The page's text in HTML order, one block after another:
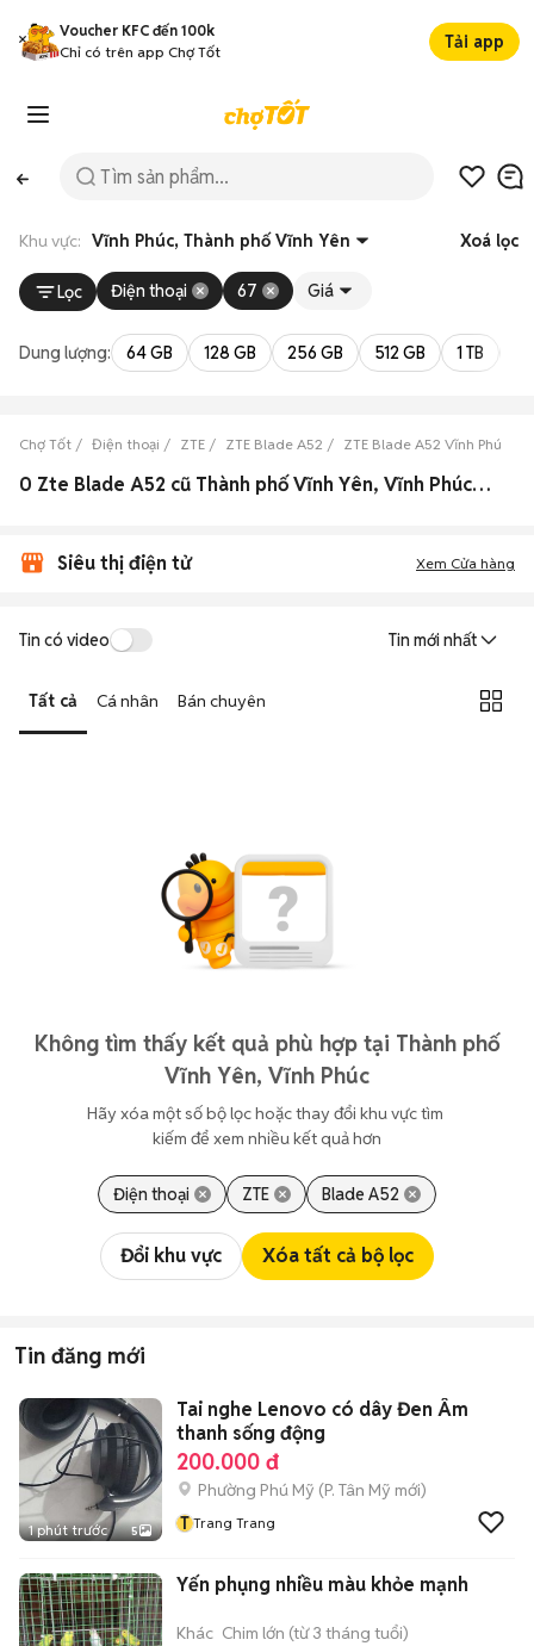
Voucher KFC đến 100k
Chỉ có trên app Chợ Tốt
Tải app
Khu vực: Vĩnh Phúc, Thành phố Vĩnh Yên Xoá lọc
Lọc Điện thoại 67 Giá
Dung lượng: 64 GB 128 GB 256 GB 512 GB 1 TB
Chợ Tốt Điện thoại ZTE ZTE Blade A52 ZTE Blade A52 Vĩnh Phúc
0 Zte Blade A52 cũ Thành phố Vĩnh Yên, Vĩnh Phúc đẹp
Siêu thị điện tử Xem Cửa hàng
Tin có video Tin mới nhất
Tất cả Cá nhân Bán chuyên
Không tìm thấy kết quả phù hợp tại Thành phố
Vĩnh Yên, Vĩnh Phúc
Hãy xóa một số bộ lọc hoặc thay đổi khu vực tìm
kiếm để xem nhiều kết quả hơn
Điện thoại ZTE Blade A52
Đổi khu vực Xóa tất cả bộ lọc
Tin đăng mới
1 phút trước 5
Tai nghe Lenovo có dây Đen Âm
thanh sống động
200.000 đ
Phường Phú Mỹ (P. Tân Mỹ mới)
T Trang Trang
Yến phụng nhiều màu khỏe mạnh
Khác Chim lớn (từ 3 tháng tuổi)